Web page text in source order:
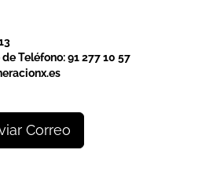
Teléfono:91 277 10 57
Correo